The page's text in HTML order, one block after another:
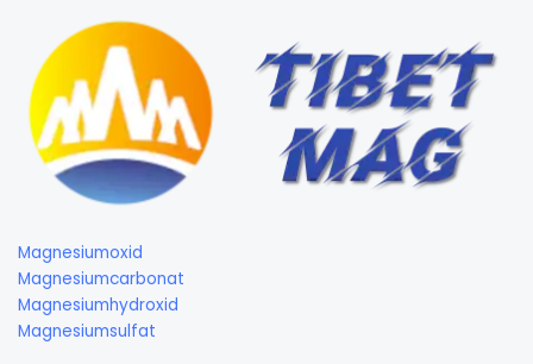
Magnesiumoxid
Magnesiumcarbonat
Magnesiumhydroxid
Magnesiumsulfat